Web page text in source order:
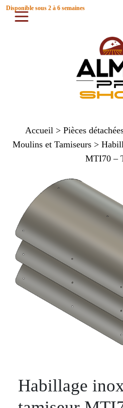
Accueil > Pièces
Moulins et Tamiseurs>
MTI70 –
Habillage
Disponible sous 2 à 6 semaines